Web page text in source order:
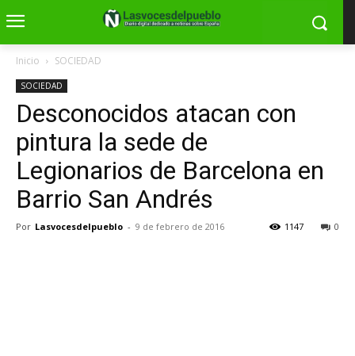
Inicio SOCIEDAD
SOCIEDAD
Desconocidos atacan con
pintura la sede de
Legionarios de Barcelona en
Barrio San Andrés
Por Lasvocesdelpueblo - 9 de febrero de 2016 0
1147